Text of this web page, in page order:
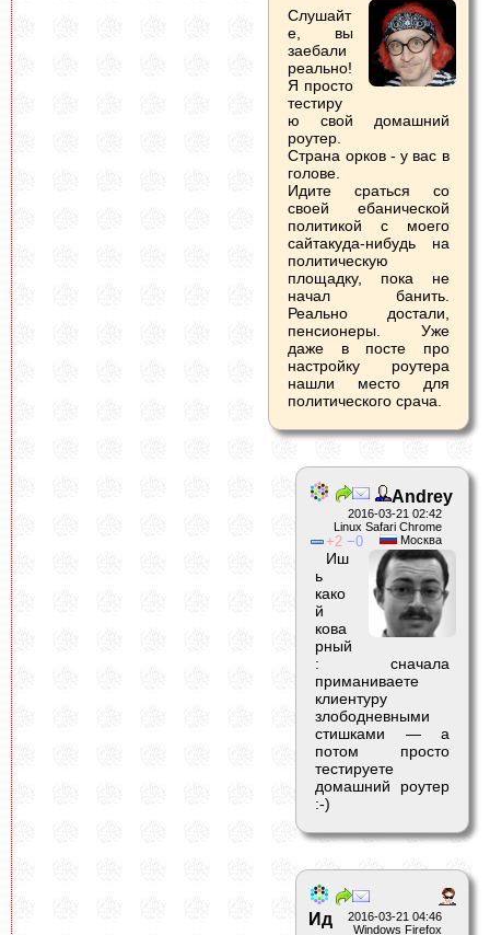
Слушайт
е, вы
заебали
реально!
Я просто
тестиру
ю свой домашний
роутер.
Страна орков - у вас в
голове.
Идите сраться со
своей ебанической
политикой с моего
сайтакуда-нибудь на
политическую
площадку, пока не
начал банить.
Реально достали,
пенсионеры. Уже
даже в посте про
настройку роутера
нашли место для
политического срача.
2016-03-21 02:42
Linux Safari Chrome
Москва
2 0
Andrey
Иш
ь
како
й
кова
рный
: сначала
приманиваете
клиентуру
злободневными
стишками — а
потом просто
тестируете
домашний роутер
:-)
2016-03-21 04:46
Windows Firefox
Ид